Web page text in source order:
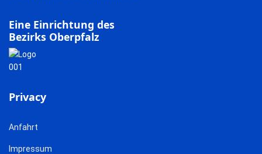
Eine Einrichtung des
Bezirks Oberpfalz
Privacy
Anfahrt
Impressum